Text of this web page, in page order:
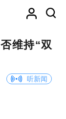
维持“双
听新闻